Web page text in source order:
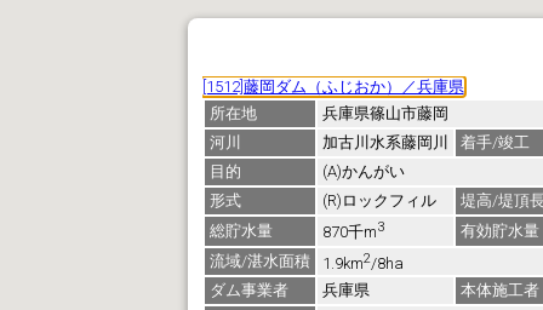
[1512]藤岡ダム（ふじおか）／兵庫県
所在地
兵庫県篠山市藤岡
河川
加古川水系藤岡川
着手/竣工
目的
(A)かんがい
形式
(R)ロックフィル
堤高/堤頂長
総貯水量
870千m3
有効貯水量
流域/湛水面積
1.9km2/8ha
ダム事業者
兵庫県
本体施工者